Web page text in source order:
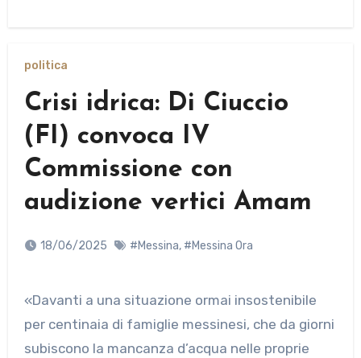
politica
Crisi idrica: Di Ciuccio
(FI) convoca IV
Commissione con
audizione vertici Amam
18/06/2025 #Messina, #Messina Ora
«Davanti a una situazione ormai insostenibile
per centinaia di famiglie messinesi, che da giorni
subiscono la mancanza d’acqua nelle proprie